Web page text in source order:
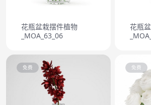
花瓶盆栽摆件植物
_MOA_63_06
花瓶
免费 免费